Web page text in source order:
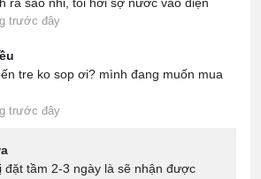
trước đây
tre ko sop ơi? mình đang muốn mua
trước đây
đặt tầm 2-3 ngày là sẽ nhận được